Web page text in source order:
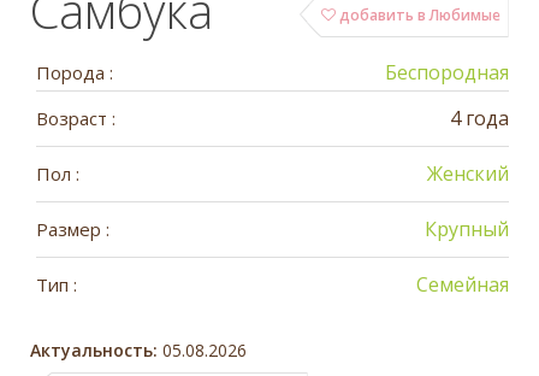
добавить в Любимые
Порода : Беспородная
Возраст : 4 года
Пол : Женский
Размер : Крупный
Тип : Семейная
Актуальность: 05.08.2026